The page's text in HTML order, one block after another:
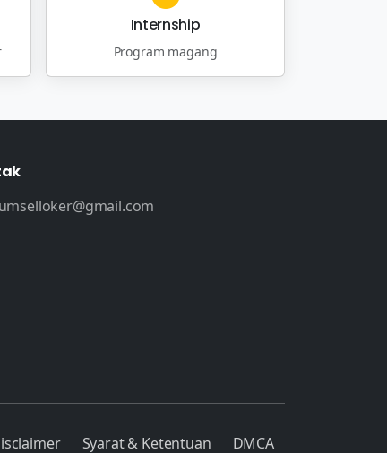
Internship
Program magang
Syarat & Ketentuan DMCA